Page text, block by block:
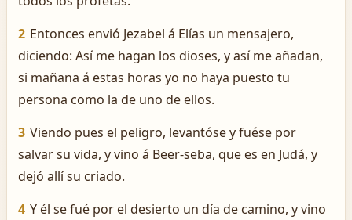
2 Entonces envió Jezabel á Elías un mensajero,
diciendo: Así me hagan los dioses, y así me añadan,
si mañana á estas horas yo no haya puesto tu
persona como la de uno de ellos.
3 Viendo pues el peligro, levantóse y fuése por
salvar su vida, y vino á Beer-seba, que es en Judá, y
dejó allí su criado.
4 Y él se fué por el desierto un día de camino, y vino